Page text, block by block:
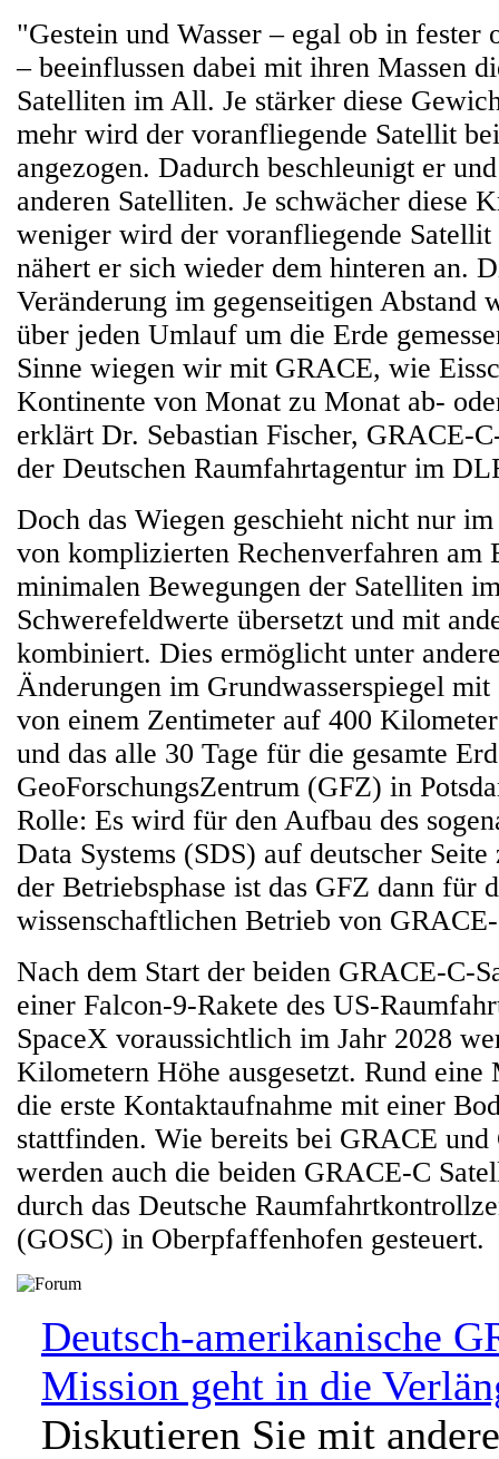
"Gestein und Wasser – egal ob in fester
– beeinflussen dabei mit ihren Massen
Satelliten im All. Je stärker diese
mehr wird der voranfliegende Satellit
angezogen. Dadurch beschleunigt er
anderen Satelliten. Je schwächer diese
weniger wird der voranfliegende Satellit
nähert er sich wieder dem hinteren an.
Veränderung im gegenseitigen Abstand
über jeden Umlauf um die Erde
Sinne wiegen wir mit GRACE, wie
Kontinente von Monat zu Monat ab-
erklärt Dr. Sebastian Fischer, GRACE-
der Deutschen Raumfahrtagentur im
Doch das Wiegen geschieht nicht nur
von komplizierten Rechenverfahren am
minimalen Bewegungen der Satelliten
Schwerefeldwerte übersetzt und mit
kombiniert. Dies ermöglicht unter
Änderungen im Grundwasserspiegel
von einem Zentimeter auf 400
und das alle 30 Tage für die gesamte
GeoForschungsZentrum (GFZ) in
Rolle: Es wird für den Aufbau des
Data Systems (SDS) auf deutscher
der Betriebsphase ist das GFZ dann für
wissenschaftlichen Betrieb von
Nach dem Start der beiden GRACE-C-
einer Falcon-9-Rakete des US-
SpaceX voraussichtlich im Jahr 2028
Kilometern Höhe ausgesetzt. Rund eine
die erste Kontaktaufnahme mit einer
stattfinden. Wie bereits bei GRACE
werden auch die beiden GRACE-C
durch das Deutsche
(GOSC) in Oberpfaffenhofen gesteuert.
Deutsch-amerikanische
Mission geht in die
Diskutieren Sie mit